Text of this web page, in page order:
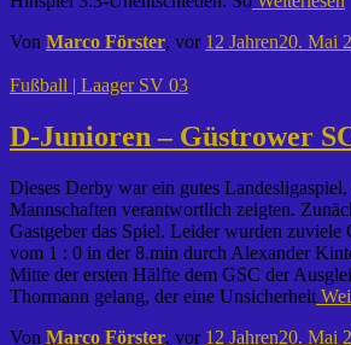
Von Marco Förster, vor 12 Jahren20. Mai
Fußball | Laager SV 03
D-Junioren – Güstrower
Dieses Derby war ein gutes
Mannschaften verantwortlich zeigten.
Gastgeber das Spiel. Leider wurden zuviele
vom 1 : 0 in der 8.min durch Alexander
Mitte der ersten Hälfte dem GSC der
Thormann gelang, der eine Unsicherheit
Von Marco Förster, vor 12 Jahren20. Mai